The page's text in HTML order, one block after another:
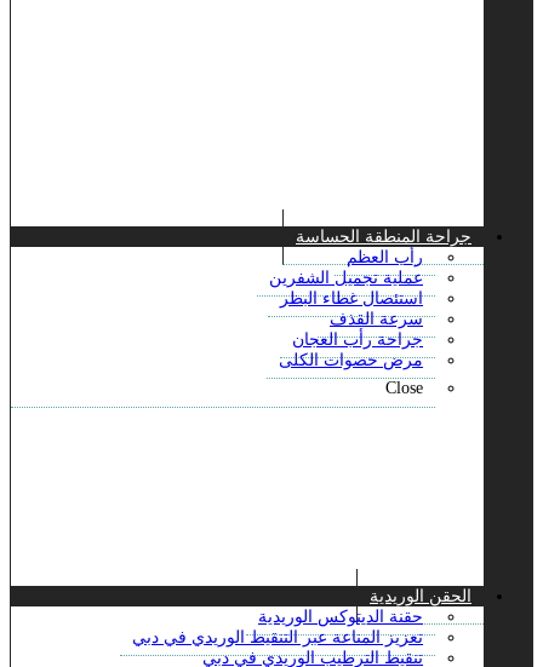
جراحة المنطقة الحساسة
رأب العظم
عملية تجميل الشفرين
استئصال غطاء البظر
سرعة القذف
جراحة رأب العجان
مرض حصوات الكلى
Close
الحقن الوريدية
حقنة الديتوكس الوريدية
تعزيز المناعة عبر التنقيط الوريدي في دبي
تنقيط الترطيب الوريدي في دبي